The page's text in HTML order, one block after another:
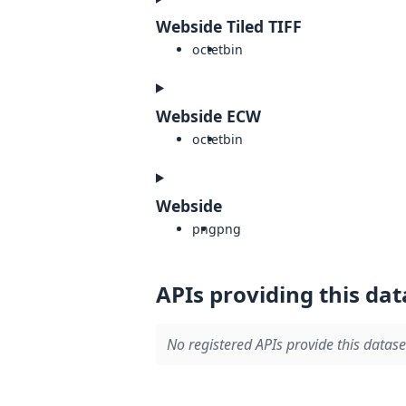
Webside Tiled TIFF
octetbin
Webside ECW
octetbin
Webside
pngpng
APIs providing this
No registered APIs provide this